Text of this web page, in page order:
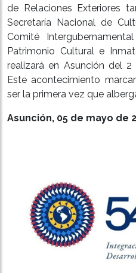
de Relaciones Exteriores
Secretaría Nacional de
Comité
Patrimonio Cultural e
realizará en Asunción del
Este acontecimiento
ser la primera vez que
Asunción, 05 de mayo de